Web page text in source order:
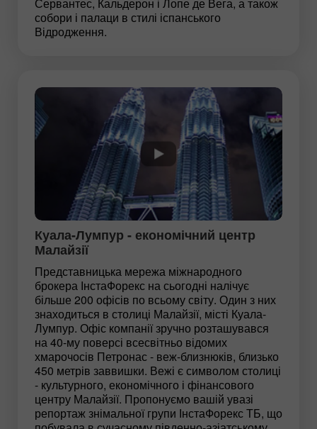
собори і палаци в стилі іспанського
Відродження.
Куала-Лумпур - економічний центр
Малайзії
Представницька мережа міжнародного
брокера ІнстаФорекс на сьогодні налічує
більше 200 офісів по всьому світу. Один з них
знаходиться в столиці Малайзії, місті Куала-
Лумпур. Офіс компанії зручно розташувався
на 40-му поверсі всесвітньо відомих
хмарочосів Петронас - веж-близнюків, близько
450 метрів заввишки. Вежі є символом столиці
- культурного, економічного і фінансового
центру Малайзії. Пропонуємо вашій увазі
репортаж знімальної групи ІнстаФорекс ТБ, що